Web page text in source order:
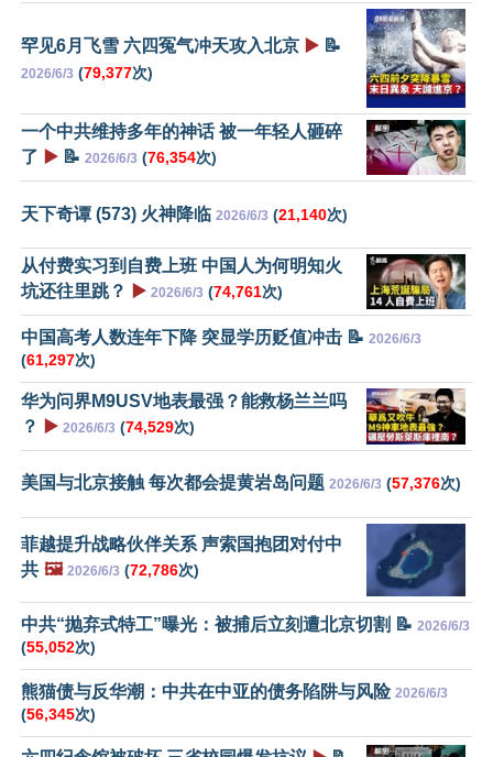
罕见6月飞雪 六四冤气冲天攻入北京 ▶️ 📝
2026/6/3 (79,377次)
一个中共维持多年的神话 被一年轻人砸碎
了 ▶️ 📝 2026/6/3 (76,354次)
天下奇谭 (573) 火神降临 2026/6/3 (21,140次)
从付费实习到自费上班 中国人为何明知火
坑还往里跳？
▶️ 2026/6/3 (74,761次)
中国高考人数连年下降 突显学历贬值冲击 📝 2026/6/3
(61,297次)
华为问界M9USV地表最强？能救杨兰兰吗
？
▶️ 2026/6/3 (74,529次)
美国与北京接触 每次都会提黄岩岛问题 2026/6/3 (57,376次)
菲越提升战略伙伴关系 声索国抱团对付中
共 🖼️ 2026/6/3 (72,786次)
中共“抛弃式特工”曝光：被捕后立刻遭北京切割 📝 2026/6/3
(55,052次)
熊猫债与反华潮：中共在中亚的债务陷阱与风险 2026/6/3
(56,345次)